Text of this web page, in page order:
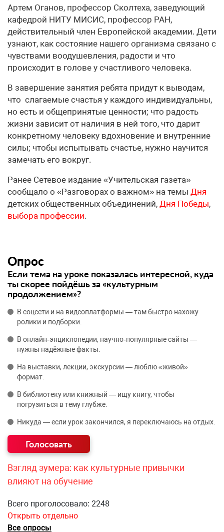
Артем Оганов, профессор Сколтеха, заведующий
кафедрой НИТУ МИСИС, профессор РАН,
действительный член Европейской академии. Дети
узнают, как состояние нашего организма связано с
чувствами воодушевления, радости и что
происходит в голове у счастливого человека.
В завершение занятия ребята придут к выводам,
что слагаемые счастья у каждого индивидуальны,
но есть и общепринятые ценности; что радость
жизни зависит от наличия в ней того, что дарит
конкретному человеку вдохновение и внутренние
силы; чтобы испытывать счастье, нужно научится
замечать его вокруг.
Ранее Сетевое издание «Учительская газета»
сообщало о «Разговорах о важном» на темы Дня
детских общественных объединений, Дня Победы,
выбора профессии.
Опрос
Если тема на уроке показалась интересной, куда
ты скорее пойдёшь за «культурным
продолжением»?
В соцсети и на видеоплатформы — там быстро нахожу
ролики и подборки.
В онлайн‑энциклопедии, научно‑популярные сайты —
нужны надёжные факты.
На выставки, лекции, экскурсии — люблю «живой»
формат.
В библиотеку или книжный — ищу книгу, чтобы
погрузиться в тему глубже.
Никуда — если урок закончился, я переключаюсь на отдых.
Взгляд зумера: как культурные привычки
влияют на обучение
Всего проголосовало: 2248
Открыть отдельно
Все опросы